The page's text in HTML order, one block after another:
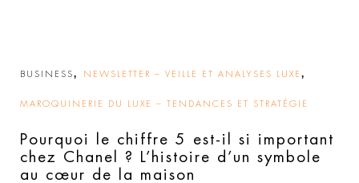
BUSINESS, NEWSLETTER – VEILLE ET ANALYSES LUXE ,
MAROQUINERIE DU LUXE – TENDANCES ET STRATÉGIE
Pourquoi le chiffre 5 est-il si important
chez Chanel ? L’histoire d’un symbole
au cœur de la maison